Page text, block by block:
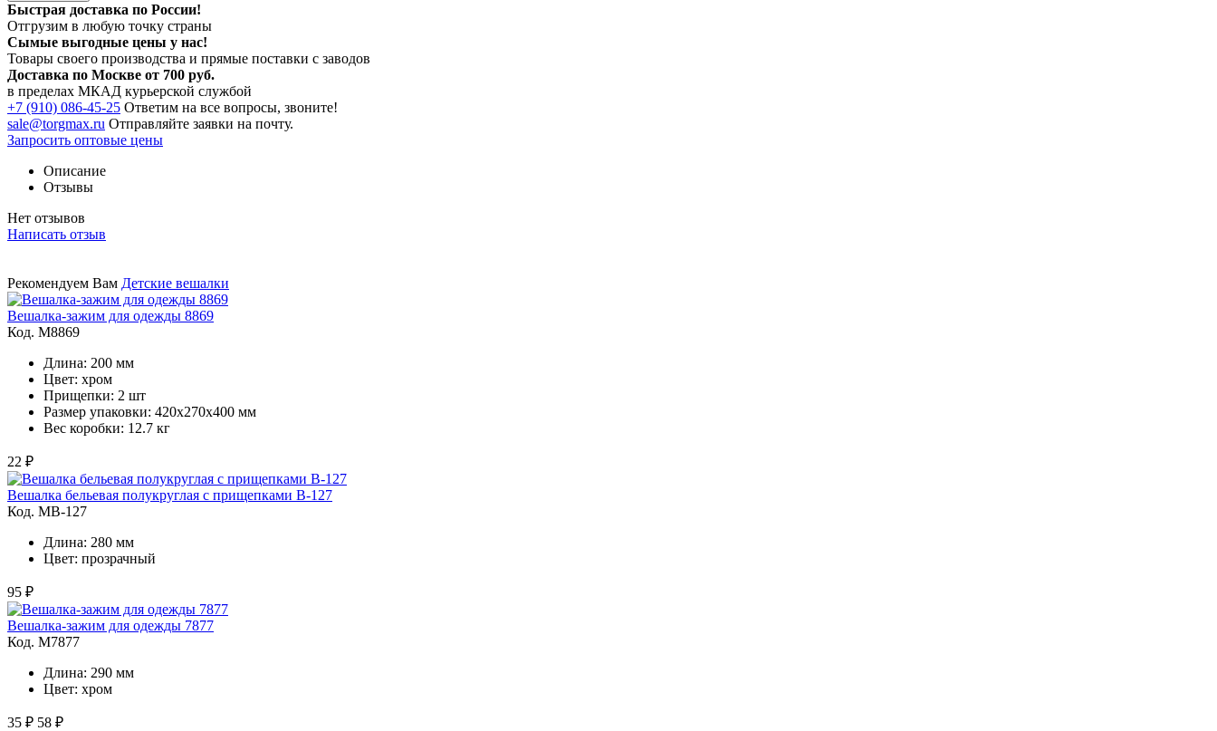
Быстрая доставка по России!
Отгрузим в любую точку страны
Сымые выгодные цены у нас!
Товары своего производства и прямые поставки с заводов
Доставка по Москве от 700 руб.
в пределах МКАД курьерской службой
+7 (910) 086-45-25 Ответим на все вопросы, звоните!
sale@torgmax.ru Отправляйте заявки на почту.
Запросить оптовые цены
Описание
Отзывы
Нет отзывов
Написать отзыв
Рекомендуем Вам Детские вешалки
Вешалка-зажим для одежды 8869
Код. M8869
Длина: 200 мм
Цвет: хром
Прищепки: 2 шт
Размер упаковки: 420х270х400 мм
Вес коробки: 12.7 кг
22 ₽
Вешалка бельевая полукруглая с прищепками В-127
Код. MВ-127
Длина: 280 мм
Цвет: прозрачный
95 ₽
Вешалка-зажим для одежды 7877
Код. M7877
Длина: 290 мм
Цвет: хром
35 ₽ 58 ₽